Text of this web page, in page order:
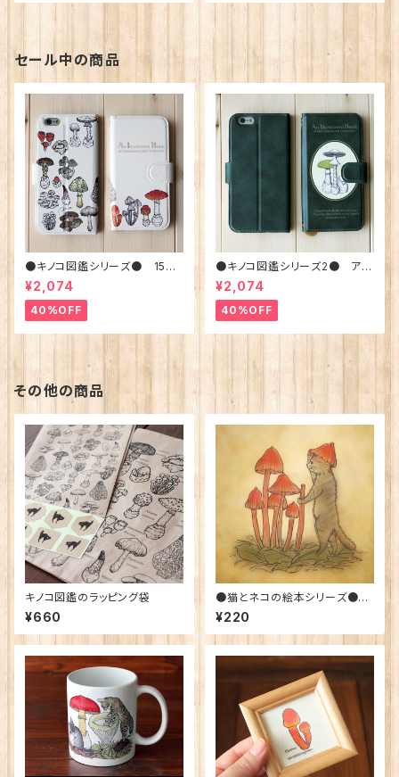
セール中の商品
●キノコ図鑑シリーズ● 15種
のキノコと毒キノコ 手帳型ス
マホケース iphone6/6s
¥2,074
40%OFF
●キノコ図鑑シリーズ2● アン
ティークキノコ図鑑-猛毒きのこ
御三家 手帳型スマホケース
iphone6/6s/7/8
¥2,074
40%OFF
その他の商品
キノコ図鑑のラッピング袋
¥660
●猫とネコの絵本シリーズ●
ネコの帽子 ポストカード
¥220